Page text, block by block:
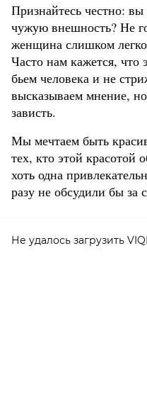
Признайтесь честно:
чужую внешность? Не
женщина слишком
Часто нам кажется,
бьем человека и не
высказываем мнение,
зависть.
Мы мечтаем быть
тех, кто этой красотой
хоть одна
разу не обсудили бы за
Не удалось загрузить